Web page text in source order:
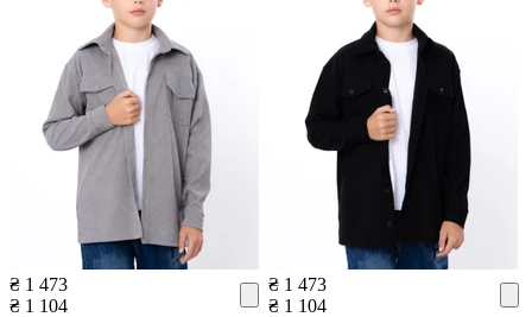
₴ 1 473
₴ 1 104
₴ 1 473
₴ 1 104